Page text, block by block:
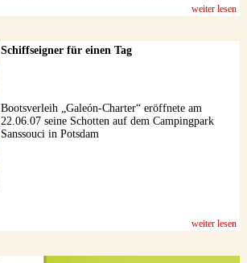
weiter lesen
Schiffseigner für einen Tag
Bootsverleih „Galeón-Charter“ eröffnete am
22.06.07 seine Schotten auf dem Campingpark
Sanssouci in Potsdam
weiter lesen